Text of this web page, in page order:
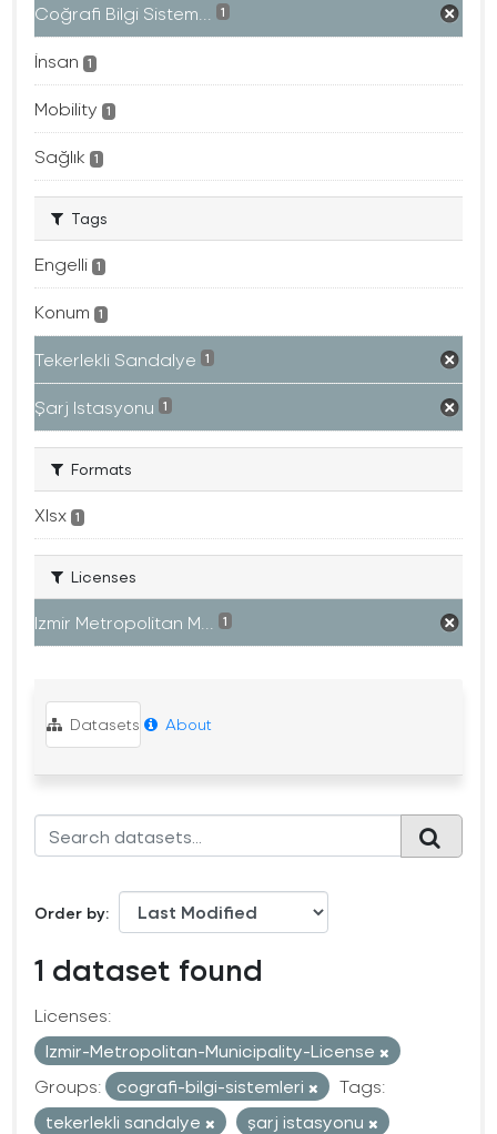
Coğrafi Bilgi Sistem... 1
İnsan 1
Mobility 1
Sağlık 1
Tags
Engelli 1
Konum 1
Tekerlekli Sandalye 1
Şarj Istasyonu 1
Formats
Xlsx 1
Licenses
Izmir Metropolitan M... 1
Datasets About
Order by
1 dataset found
Licenses:
Izmir-Metropolitan-Municipality-License
Groups:
cografi-bilgi-sistemleri
Tags:
tekerlekli sandalye
şarj istasyonu